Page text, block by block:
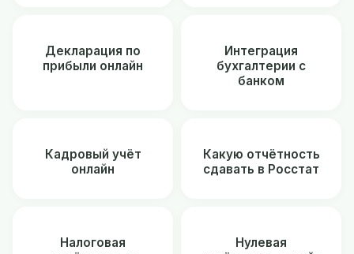
Декларация по
прибыли онлайн
Интеграция
бухгалтерии с
банком
Кадровый учёт
онлайн
Какую отчётность
сдавать в Росстат
Налоговая
Нулевая